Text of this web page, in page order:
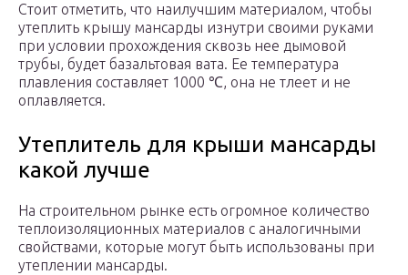
Стоит отметить, что наилучшим материалом, чтобы
утеплить крышу мансарды изнутри своими руками
при условии прохождения сквозь нее дымовой
трубы, будет базальтовая вата. Ее температура
плавления составляет 1000 ℃, она не тлеет и не
оплавляется.
Утеплитель для крыши мансарды
какой лучше
На строительном рынке есть огромное количество
теплоизоляционных материалов с аналогичными
свойствами, которые могут быть использованы при
утеплении мансарды.